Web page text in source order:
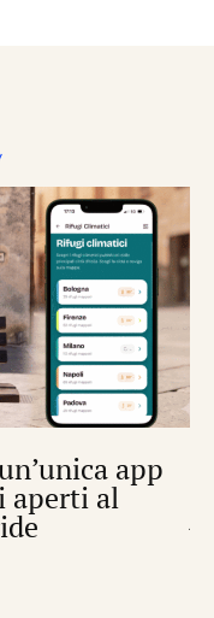
app
aperti al